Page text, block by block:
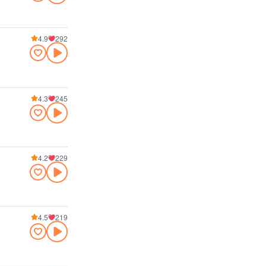
4.9 292
4.3 245
4.2 229
4.5 219